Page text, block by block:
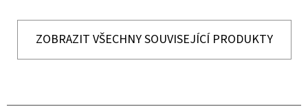
ZOBRAZIT VŠECHNY SOUVISEJÍCÍ PRODUKTY